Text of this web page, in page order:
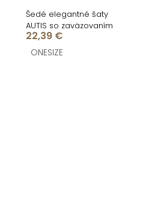
Šedé elegantné šaty
AUTIS so zaväzovaním
22,39 €
ONESIZE